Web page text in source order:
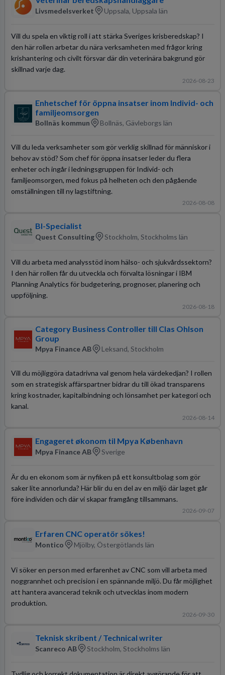
Livsmedelsverket Uppsala, Uppsala län
Vill du spela en viktig roll i att stärka Sveriges krisberedskap? I
den här rollen arbetar du nära verksamheten med frågor kring
krishantering och civilt försvar där din veterinära bakgrund gör
skillnad varje dag.
2026-08-23
Enhetschef för öppna insatser inom Individ- och
familjeomsorgen
Bollnäs kommun Bollnäs, Gävleborgs län
Vill du leda verksamheter som gör verklig skillnad för människor i
behov av stöd? Som chef för öppna insatser leder du flera
enheter och ingår i ledningsgruppen för Individ- och
familjeomsorgen, med fokus på helheten och den pågående
omställningen till ny lagstiftning.
2026-08-08
BI-Specialist
Quest Consulting Stockholm, Stockholms län
Vill du arbeta med analysstöd inom hälso- och sjukvårdssektorn?
I den här rollen får du utveckla och förvalta lösningar i IBM
Planning Analytics för budgetering, prognoser, planering och
uppföljning.
2026-08-18
Category Business Controller till Clas Ohlson
Group
Mpya Finance AB Leksand, Stockholm
Vill du möjliggöra datadrivna val genom hela värdekedjan? I rollen
som en strategisk affärspartner bidrar du till ökad transparens
kring kostnader, kapitalbindning och lönsamhet per kategori och
kanal.
2026-08-14
Engageret økonom til Mpya København
Mpya Finance AB Sverige
Är du en ekonom som är nyfiken på ett konsultbolag som gör
saker lite annorlunda? Här blir du en del av en miljö där laget går
före individen och där vi skapar framgång tillsammans.
2026-09-07
Erfaren CNC operatör sökes!
Montico Mjölby, Östergötlands län
Vi söker en person med erfarenhet av CNC som vill arbeta med
noggrannhet och precision i en spännande miljö. Du får möjlighet
att hantera avancerad teknik och utvecklas inom modern
produktion.
2026-09-30
Teknisk skribent / Technical writer
Scanreco AB Stockholm, Stockholms län